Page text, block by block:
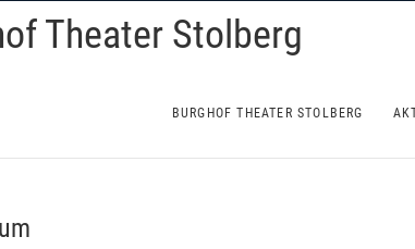
Theater Stolberg
BURGHOF THEATER STOLBERG